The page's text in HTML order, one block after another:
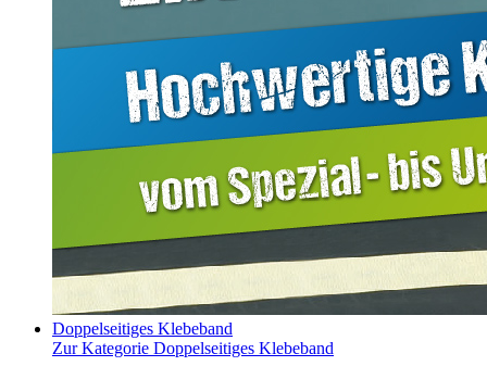
Doppelseitiges Klebeband
Zur Kategorie Doppelseitiges Klebeband